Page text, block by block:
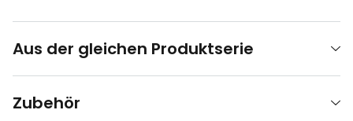
Aus der gleichen Produktserie
Zubehör